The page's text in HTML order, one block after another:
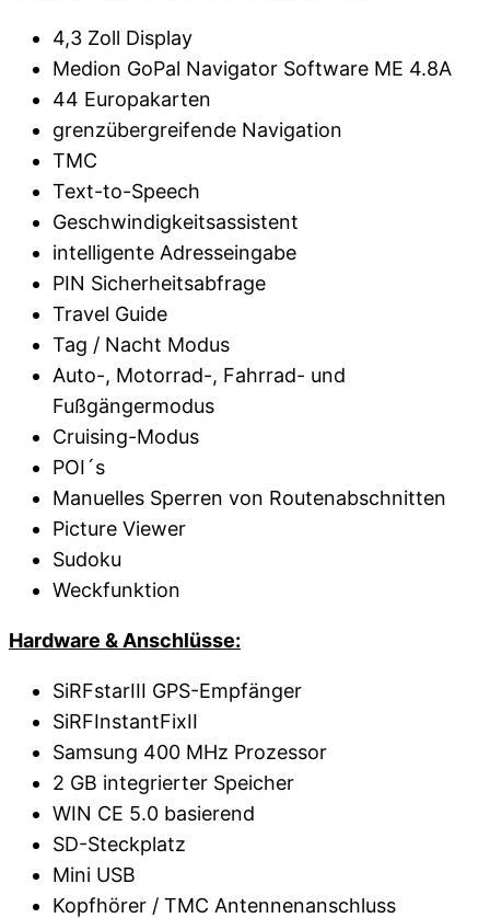
4,3 Zoll Display
Medion GoPal Navigator Software ME 4.8A
44 Europakarten
grenzübergreifende Navigation
TMC
Text-to-Speech
Geschwindigkeitsassistent
intelligente Adresseingabe
PIN Sicherheitsabfrage
Travel Guide
Tag / Nacht Modus
Auto-, Motorrad-, Fahrrad- und
Fußgängermodus
Cruising-Modus
POI´s
Manuelles Sperren von Routenabschnitten
Picture Viewer
Sudoku
Weckfunktion
Hardware & Anschlüsse:
SiRFstarIII GPS-Empfänger
SiRFInstantFixII
Samsung 400 MHz Prozessor
2 GB integrierter Speicher
WIN CE 5.0 basierend
SD-Steckplatz
Mini USB
Kopfhörer / TMC Antennenanschluss